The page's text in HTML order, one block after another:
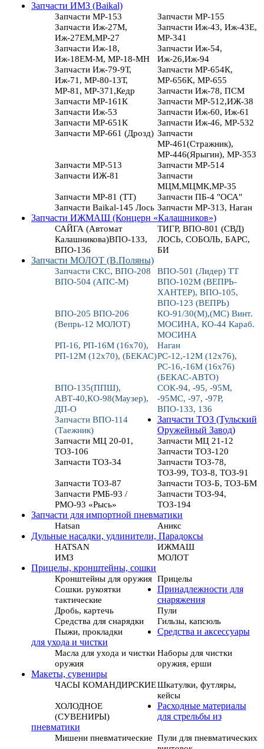
Запчасти ИМЗ (Baikal)
Запчасти МР-153
Запчасти МР-155
Запчасти Иж-27М,
Иж-27ЕМ,МР-27
Запчасти Иж-43, Иж-43Е,
МР-341
Запчасти Иж-18,
Иж-18ЕМ-М, МР-18-МН
Запчасти Иж-54,
Иж-26,Иж-94
Запчасти Иж-79-9Т,
Иж-71, МР-80-13Т,
МР-81, МР-371,Кедр
Запчасти МР-654К,
МР-656К, МР-655
Запчасти Иж-78, ПСМ
Запчасти МР-161К
Запчасти МР-512,ИЖ-38
Запчасти Иж-53
Запчасти Иж-60, Иж-61
Запчасти МР-651К
Запчасти Иж-46, МР-532
Запчасти МР-661 (Дрозд) Запчасти
МР-461(Стражник),
МР-446(Ярыгин), МР-353
Запчасти МР-513
Запчасти МР-514
Запчасти ИЖ-81
Запчасти
МЦМ,МЦМК,МР-35
Запчасти МР-81 (ТТ)
Запчасти ПБ-4 "ОСА"
Запчасти Baikal-145 Лось Запчасти МР-313, Наган
Запчасти ИЖМАШ (Концерн «Калашников»)
САЙГА (Автомат
Калашникова)ВПО-133,
ВПО-136
ТИГР, ВПО-801 (СВД)
ЛОСЬ, СОБОЛЬ, БАРС,
БИ
Запчасти МОЛОТ (В.Поляны)
Запчасти СКС, ВПО-208
ВПО-501 (Лидер) ТТ
ВПО-504 (АПС-М)
ВПО-102М (ВЕПРЬ-
ХАНТЕР), ВПО-105,
ВПО-123 (ВЕПРЬ)
ВПО-205 ВПО-206
(Вепрь-12 МОЛОТ)
КО-91/30(М),(МС) Винт.
МОСИНА, КО-44 Караб.
МОСИНА
РП-16, РП-16М (16х70),
РП-12М (12х70), (БЕКАС)
Наган
РС-12,-12М (12х76),
РС-16,-16М (16х76)
(БЕКАС-АВТО)
ВПО-135(ППШ),
АВТ-40,КО-98(Маузер),
ДП-О
СОК-94, -95, -95М,
-95МС, -97, -97Р,
ВПО-133, 136
Запчасти ВПО-114
(Таежник)
Запчасти ТОЗ (Тульский
Оружейный Завод)
Запчасти МЦ 20-01,
ТОЗ-106
Запчасти МЦ 21-12
Запчасти ТОЗ-120
Запчасти ТОЗ-34
Запчасти ТОЗ-78,
ТОЗ-99, ТОЗ-8, ТОЗ-91
Запчасти ТОЗ-87
Запчасти ТОЗ-Б, ТОЗ-БМ
Запчасти РМБ-93 /
РМО-93 «Рысь»
Запчасти ТОЗ-94,
ТОЗ-194
Запчасти для импортной пневматики
Hatsan
Аникс
Дульные насадки, удлинители, Парадоксы
HATSAN
ИЖМАШ
ИМЗ
МОЛОТ
Прицелы, кронштейны, сошки
Кронштейны для оружия Прицелы
Сошки. рукоятки
тактические
Принадлежности для
снаряжения
Дробь, картечь
Пули
Средства для снарядки
Гильзы, капсюль
Пыжи, прокладки
Средства и аксессуары
для ухода и чистки
Масла для ухода и чистки
оружия
Наборы для чистки
оружия, ерши
Макеты, сувениры
ЧАСЫ КОМАНДИРСКИЕШкатулки, футляры,
кейсы
ХОЛОДНОЕ
(СУВЕНИРЫ)
Расходные материалы
для стрельбы из
пневматики
Мишени пневматические Пули для пневматических